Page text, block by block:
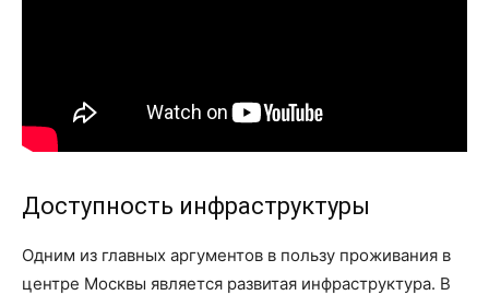
Доступность инфраструктуры
Одним из главных аргументов в пользу проживания в
центре Москвы является развитая инфраструктура. В